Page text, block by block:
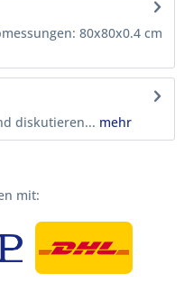
80x80x0.4 cm
diskutieren... mehr
mit: